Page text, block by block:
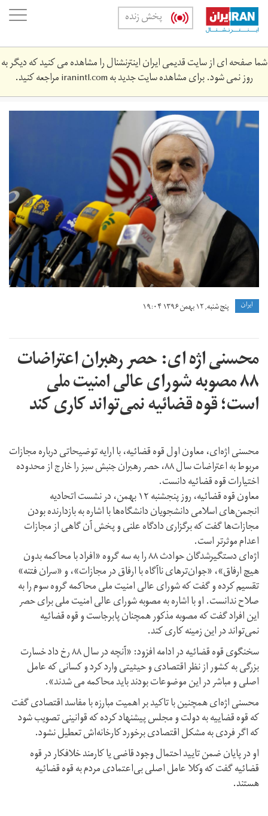
Skip
main
content
پخش زنده
شما صفحه ای از سایت قدیمی ایران اینترنشنال را مشاهده می کنید که دیگر به
روز نمی شود. برای مشاهده سایت جدید بهiranintl.comمراجعه کنید.
556111_445.jpg
ايران پنج شنبه, ۱۲ بهمن ۱۳۹۶ ۱۹:۰۴
محسنی اژه ای: حصر رهبران اعتراضات
۸۸ مصوبه شورای عالی امنیت ملی‌
است؛ قوه قضائیه نمی‌تواند کاری کند
محسنی اژه‌ای، معاون اول قوه قضائیه، با ارایه توضیحاتی درباره مجازات‌
مربوط به اعتراضات سال ۸۸، حصر رهبران جنبش سبز را خارج از محدوده
اختیارات قوه قضائیه دانست.
معاون قوه قضائیه، روز پنجشنبه ۱۲ بهمن‌، در نشست اتحادیه
انجمن‌های اسلامی دانشجویان دانشگاه‌ها با اشاره به بازدارنده بودن
مجازات‌ها گفت که برگزاری دادگاه علنی و پخش آن گاهی از مجازات
اعدام موثرتر است.
اژه‌ای دستگیر‌شدگان حوادث ۸۸ را به سه گروه «افراد با محاکمه بدون
هیچ ارفاق»، «جوان‌ترهای ناآگاه با ارفاق در مجازات»، و «سران فتنه»
تقسیم‌ کرده و گفت که شورای عالی امنیت ملی محاکمه گروه سوم را به
صلاح ندانست. او با اشاره به مصوبه شورای عالی امنیت ملی برای حصر
این افراد گفت که مصوبه مذکور همچنان پابرجاست و قوه قضائیه
نمی‌تواند در این زمینه کاری کند.
سخنگوی قوه قضائیه در ادامه افزود: «آنچه در سال ۸۸ رخ داد خسارت
بزرگی به کشور از نظر اقتصادی و حیثیتی وارد کرد و کسانی که عامل
اصلی و مباشر در این موضوعات بودند باید محاکمه می شدند».
محسنی اژه‌ای همچنین با تاکید بر اهمیت مبارزه با مفاسد اقتصادی گفت
که قوه قضاییه به دولت و مجلس پیشنهاد کرده که قوانینی تصویب شود
که اگر فردی به مشکل اقتصادی برخورد کارخانه‌اش تعطیل نشود.
او در پایان ضمن تایید احتمال وجود قاضی یا کارمند خلافکار در قوه
قضائیه گفت که وکلا عامل اصلی بی‌اعتمادی مردم به قوه قضائیه
هستند.